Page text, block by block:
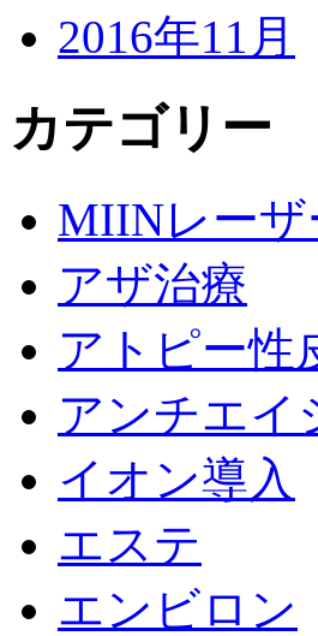
2016年11月
カテゴリー
MIINレーザ
アザ治療
アトピー性
アンチエイ
イオン導入
エステ
エンビロン